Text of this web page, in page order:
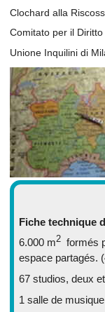
Clochard alla
Comitato per il
Unione Inquilini di
Fiche technique
6.000 m2formés
espace partagés.
67 studios, deux
1 salle de